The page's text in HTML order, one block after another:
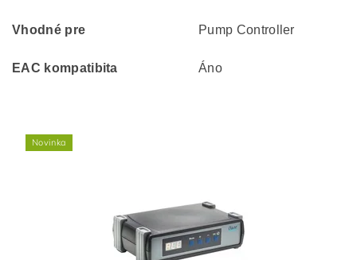
Vhodné pre Pump Controller
EAC kompatibita Áno
Novinka